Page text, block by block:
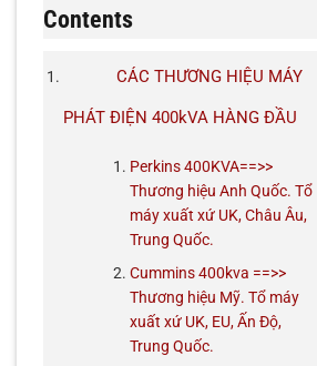
Contents
CÁC THƯƠNG HIỆU MÁY
PHÁT ĐIỆN 400kVA HÀNG ĐẦU
Perkins 400KVA==>>
Thương hiệu Anh Quốc. Tổ
máy xuất xứ UK, Châu Âu,
Trung Quốc.
Cummins 400kva ==>>
Thương hiệu Mỹ. Tổ máy
xuất xứ UK, EU, Ấn Độ,
Trung Quốc.